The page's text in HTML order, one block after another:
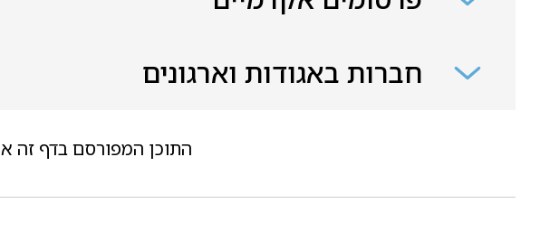
חברות באגודות וארגונים
התוכן המפורסם בדף זה